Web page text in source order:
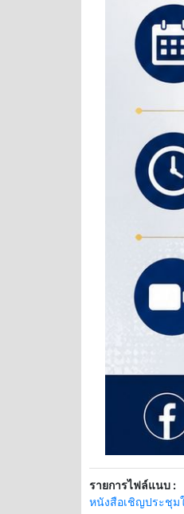
รายการไฟล์แนบ :
หนังสือเชิญประชุม